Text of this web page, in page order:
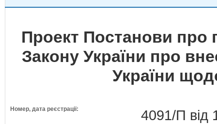
Проект Постанови про
Закону України про
України
Номер, дата реєстрації: 4091/П від